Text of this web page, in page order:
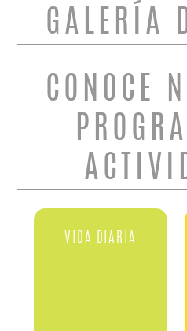
GALERÍA
CONOCE
VIDA DIARIA